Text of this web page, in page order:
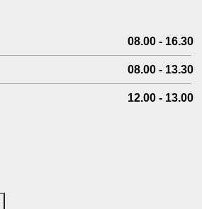
08.00 - 16.30
08.00 - 13.30
12.00 - 13.00